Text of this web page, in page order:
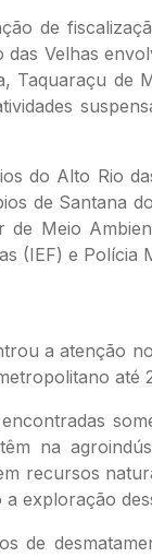
de
Velhas
Taquaraçu de
do Alto Rio
de Santana
Meio
(IEF) e Polícia
a atenção
até
na
recursos
exploração
de